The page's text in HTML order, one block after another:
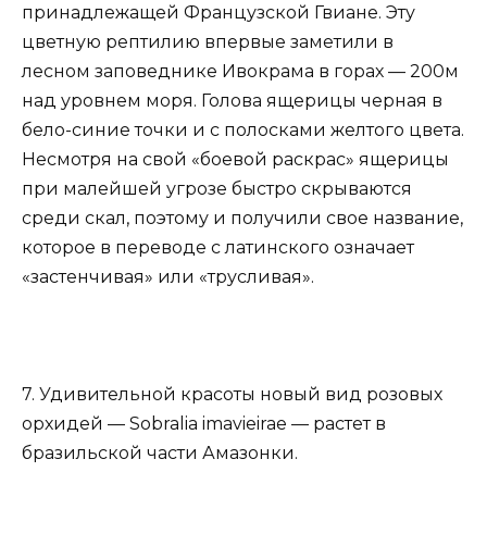
принадлежащей Французской Гвиане. Эту
цветную рептилию впервые заметили в
лесном заповеднике Ивокрама в горах — 200м
над уровнем моря. Голова ящерицы черная в
бело-синие точки и с полосками желтого цвета.
Несмотря на свой «боевой раскрас» ящерицы
при малейшей угрозе быстро скрываются
среди скал, поэтому и получили свое название,
которое в переводе с латинского означает
«застенчивая» или «трусливая».
7. Удивительной красоты новый вид розовых
орхидей — Sobralia imavieirae — растет в
бразильской части Амазонки.